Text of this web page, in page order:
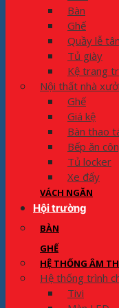
Bàn
Ghế
Quầy lễ tân
Tủ giày
Kệ trang
Nội thất nhà
Ghế
Giá kệ
Bàn thao
Bếp ăn
Tủ locker
Xe đẩy
VÁCH NGĂN
Hội trường
BÀN
GHẾ
HỆ THỐNG ÂM
Hệ thống trình
Tivi